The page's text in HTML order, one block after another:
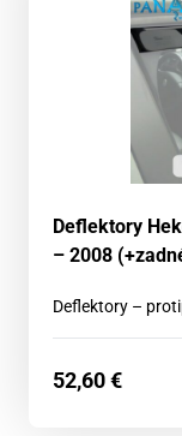
Deflektory
– 2008
Deflektory –
52,60€